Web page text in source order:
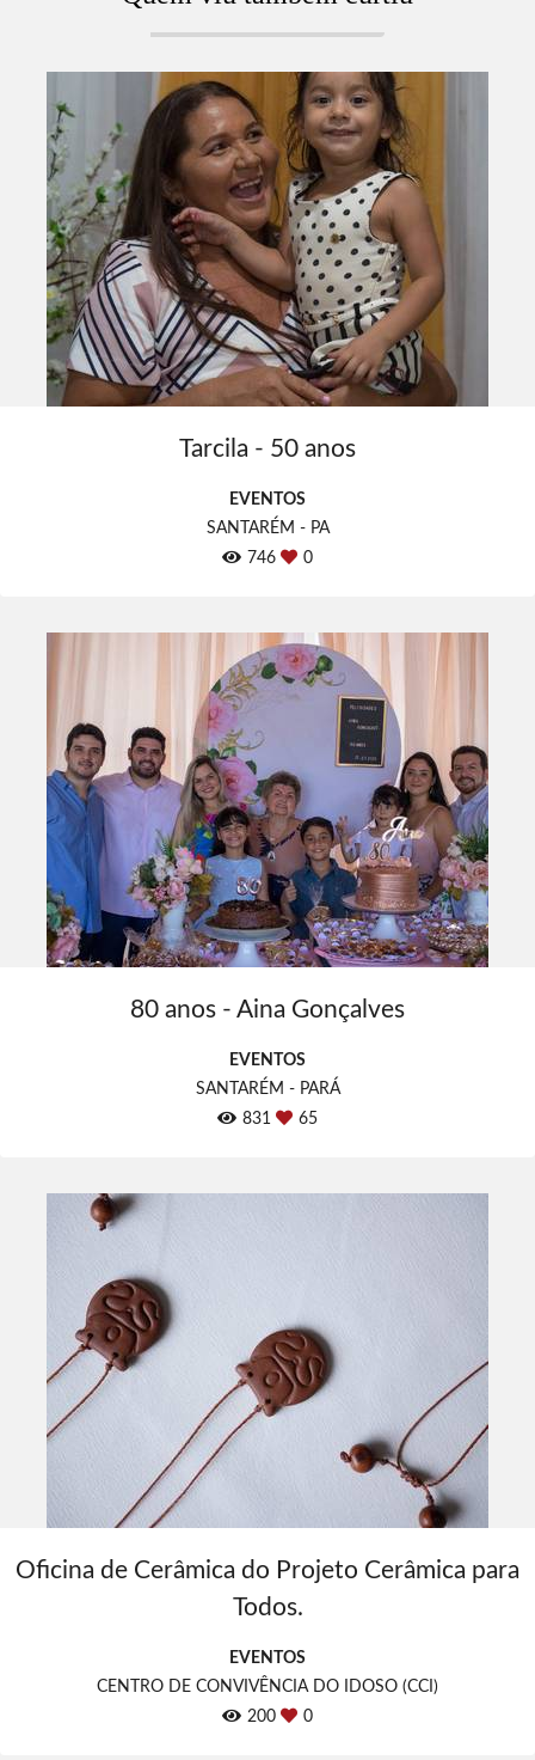
Tarcila - 50 anos
EVENTOS
SANTARÉM - PA
746
0
80 anos - Aina Gonçalves
EVENTOS
SANTARÉM - PARÁ
831
65
Oficina de Cerâmica do Projeto Cerâmica para
Todos.
EVENTOS
CENTRO DE CONVIVÊNCIA DO IDOSO (CCI)
200
0